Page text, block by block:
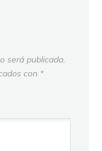
será publicada.
con *